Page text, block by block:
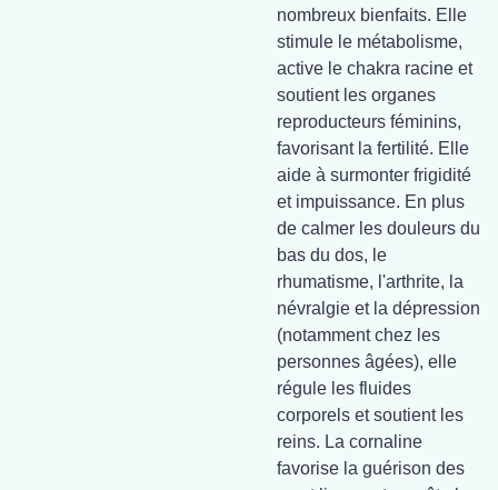
nombreux bienfaits. Elle
stimule le métabolisme,
active le chakra racine et
soutient les organes
reproducteurs féminins,
favorisant la fertilité. Elle
aide à surmonter frigidité
et impuissance. En plus
de calmer les douleurs du
bas du dos, le
rhumatisme, l'arthrite, la
névralgie et la dépression
(notamment chez les
personnes âgées), elle
régule les fluides
corporels et soutient les
reins. La cornaline
favorise la guérison des